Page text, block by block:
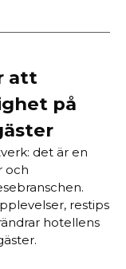
att
på
det är en
och
restips
hotellens